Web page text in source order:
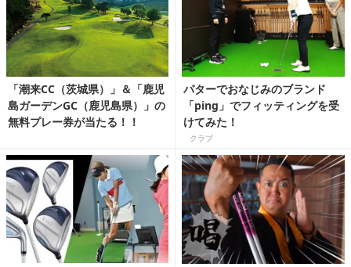
「潮来CC（茨城県）」＆「鹿児
島ガーデンGC（鹿児島県）」の
無料プレー券が当たる！！
パターでおなじみのブランド
「ping」でフィッティングを受
けてみた！
クラブ